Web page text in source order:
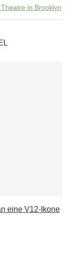
in Brooklyn
eine V12-Ikone